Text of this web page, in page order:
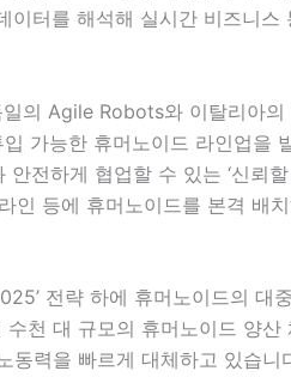
터를 해석해 실시간 비즈니스
의 Agile Robots와 이탈리아
가능한 휴머노이드 라인업을
전하게 협업할 수 있는 ‘신뢰할
인 등에 휴머노이드를 본격 배
전략 하에 휴머노이드의 대
천 대 규모의 휴머노이드 양산
동력을 빠르게 대체하고 있습니